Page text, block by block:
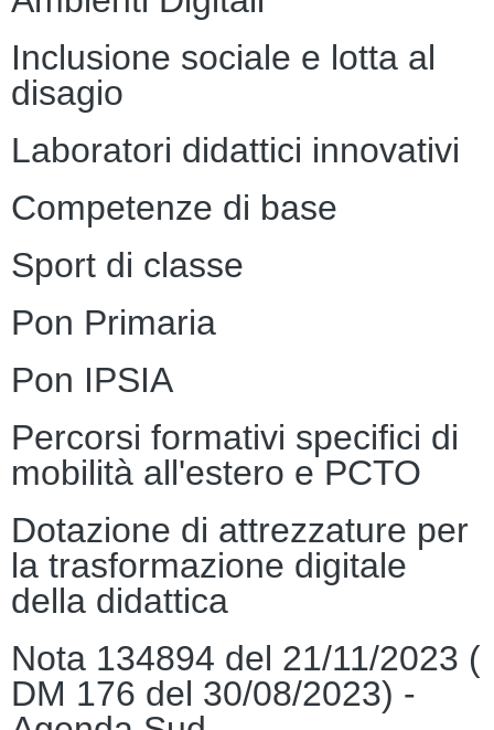
Inclusione sociale e lotta al
disagio
Laboratori didattici innovativi
Competenze di base
Sport di classe
Pon Primaria
Pon IPSIA
Percorsi formativi specifici di
mobilità all'estero e PCTO
Dotazione di attrezzature per
la trasformazione digitale
della didattica
Nota 134894 del 21/11/2023 (
DM 176 del 30/08/2023) -